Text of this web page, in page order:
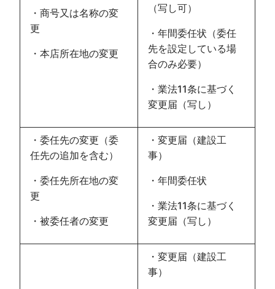
・商号又は名称の変
更
・本店所在地の変更
（写し可）
・年間委任状（委任
先を設定している場
合のみ必要）
・業法11条に基づく
変更届（写し）
・委任先の変更（委
任先の追加を含む）
・委任先所在地の変
更
・被委任者の変更
・変更届（建設工
事）
・年間委任状
・業法11条に基づく
変更届（写し）
・変更届（建設工
事）